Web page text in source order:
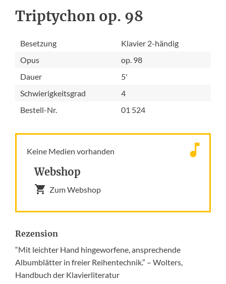
Triptychon op. 98
Besetzung
Klavier 2-händig
Opus
op. 98
Dauer
5'
Schwierigkeitsgrad
4
Bestell-Nr.
01 524
Keine Medien vorhanden
Webshop
Zum Webshop
Rezension
“Mit leichter Hand hingeworfene, ansprechende
Albumblätter in freier Reihentechnik.” – Wolters,
Handbuch der Klavierliteratur